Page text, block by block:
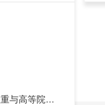
本厂从创建以来， 非常注重与高等院校、科...